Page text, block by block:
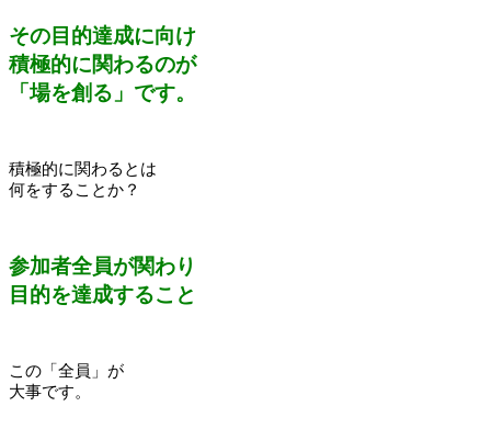
その目的達成に向け
積極的に関わるのが
「場を創る」です。
積極的に関わるとは
何をすることか？
参加者全員が関わり
目的を達成すること
この「全員」が
大事です。